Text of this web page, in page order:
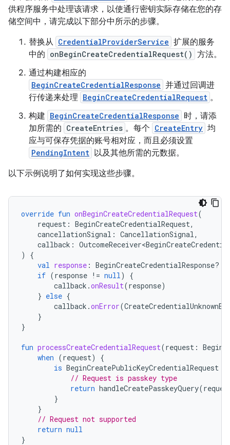
供程序服务中处理该请求，以使通行密钥实际存储在您的存
储空间中，请完成以下部分中所示的步骤。
替换从 CredentialProviderService 扩展的服务
中的 onBeginCreateCredentialRequest() 方法。
通过构建相应的
BeginCreateCredentialResponse 并通过回调进
行传递来处理 BeginCreateCredentialRequest 。
构建 BeginCreateCredentialResponse 时，请添
加所需的 CreateEntries 。每个 CreateEntry 均
应与可保存凭据的账号相对应，而且必须设置
PendingIntent 以及其他所需的元数据。
以下示例说明了如何实现这些步骤。
override fun onBeginCreateCredentialRequest(
request : BeginCreateCredentialRequest,
cancellationSignal : CancellationSignal,
callback :
)
{
val response : BeginCreateCredentialResponse?
if (response != null)
{
callback .onResult(response)
} else {
callback .onError(
}
}
fun processCreateCredentialRequest(request :
when (request)
{
is BeginCreatePublicKeyCredentialRequest
// Request is passkey type
return handleCreatePasskeyQuery(
}
}
// Request not supported
return null
}